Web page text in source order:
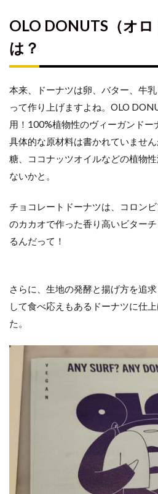
ロドーナツ）
メニ
は？
どこ
で食
べら
れ
OPENING
EVENT
Carnival
BANK
OLO DONUTS（オロ
は？
本来、ドーナツは卵、バター、牛
って作り上げますよね。OLO
用！100%植物性のヴィーガンド
具体的な原材料は書かれていませ
糖、ココナッツオイルなどの植物
ないかと。
チョコレートドーナツは、コロン
のカカオで作った香り高いビター
るんだって！
さらに、生地の発酵と揚げ方を追
して食べ応えもあるドーナツに仕
た。